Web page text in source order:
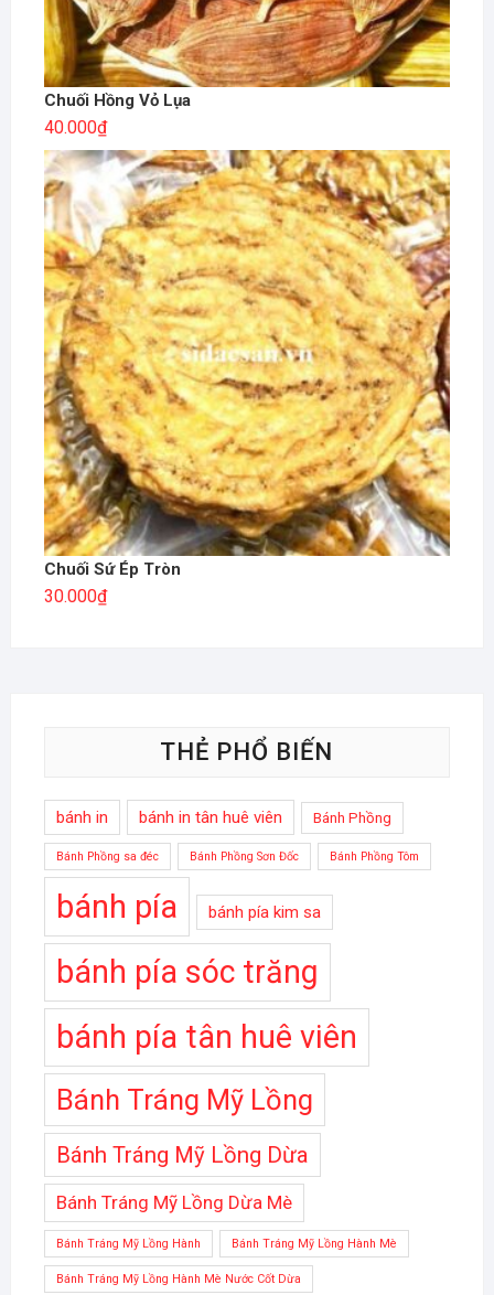
Chuối Hồng Vỏ Lụa
40.000₫
Chuối Sứ Ép Tròn
30.000₫
THẺ PHỔ BIẾN
bánh in bánh in tân huê viên Bánh Phồng
Bánh Phồng sa đéc Bánh Phồng Sơn Đốc Bánh Phồng Tôm
bánh pía bánh pía kim sa
bánh pía sóc trăng
bánh pía tân huê viên
Bánh Tráng Mỹ Lồng
Bánh Tráng Mỹ Lồng Dừa
Bánh Tráng Mỹ Lồng Dừa Mè
Bánh Tráng Mỹ Lồng Hành Bánh Tráng Mỹ Lồng Hành Mè
Bánh Tráng Mỹ Lồng Hành Mè Nước Cốt Dừa